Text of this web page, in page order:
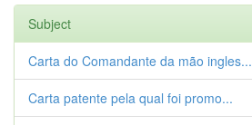
Subject
Carta do Comandante da mão ingles...
Carta patente pela qual foi promo...